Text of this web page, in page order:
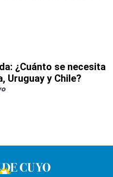
¿Cuánto se necesita
Uruguay y Chile?